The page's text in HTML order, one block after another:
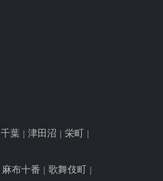
千葉 津田沼 栄町
麻布十番 歌舞伎町